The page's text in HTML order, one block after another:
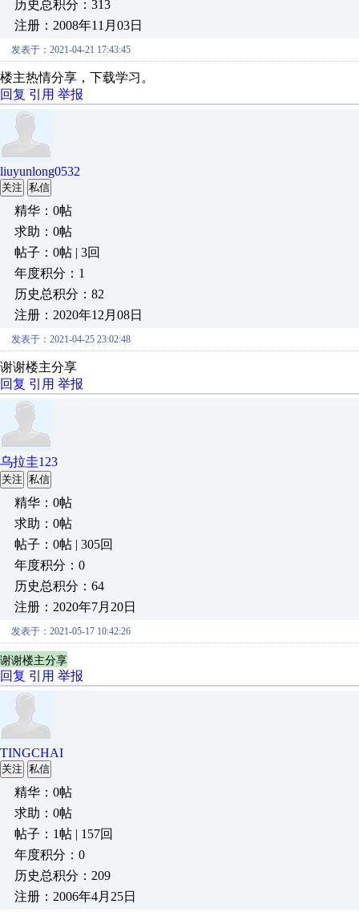
历史总积分：313
注册：2008年11月03日
发表于：2021-04-21 17:43:45
楼主热情分享，下载学习。
回复 引用 举报
liuyunlong0532
关注 私信
精华：0帖
求助：0帖
帖子：0帖 | 3回
年度积分：1
历史总积分：82
注册：2020年12月08日
发表于：2021-04-25 23:02:48
谢谢楼主分享
回复 引用 举报
乌拉圭123
关注 私信
精华：0帖
求助：0帖
帖子：0帖 | 305回
年度积分：0
历史总积分：64
注册：2020年7月20日
发表于：2021-05-17 10:42:26
谢谢楼主分享
回复 引用 举报
TINGCHAI
关注 私信
精华：0帖
求助：0帖
帖子：1帖 | 157回
年度积分：0
历史总积分：209
注册：2006年4月25日